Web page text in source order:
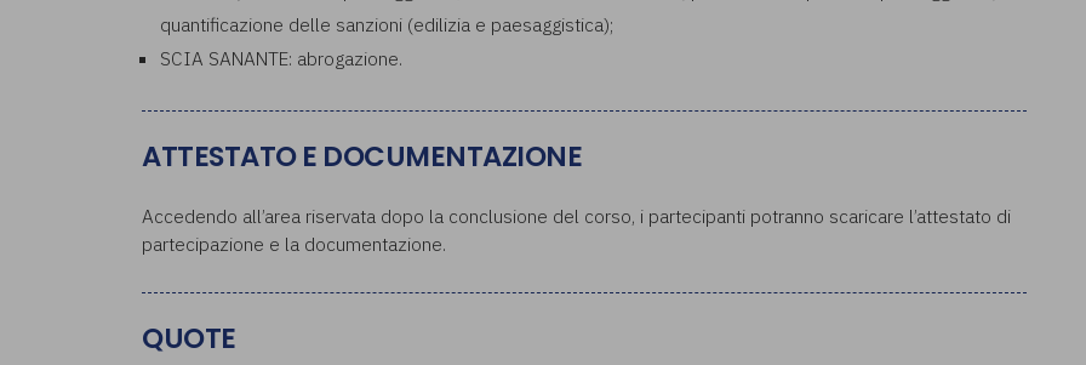
quantificazione delle sanzioni (edilizia e paesaggistica);
SCIA SANANTE: abrogazione.
ATTESTATO E DOCUMENTAZIONE
Accedendo all’area riservata dopo la conclusione del corso, i partecipanti potranno scaricare l’attestato di
partecipazione e la documentazione.
QUOTE